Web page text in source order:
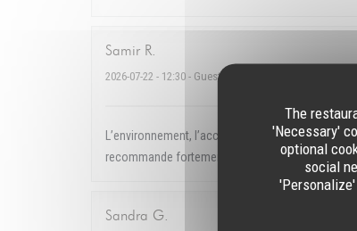
The
'Necessary'
optional
social
Samir R
2026-07-22 - 12:30 - Guests 2
L’environnement, l’accueil, le service et
recommande fortement !
Sandra G